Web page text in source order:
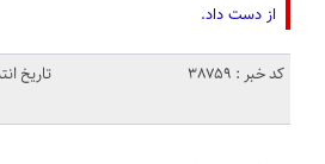
از دست داد.
کد خبر : 38759